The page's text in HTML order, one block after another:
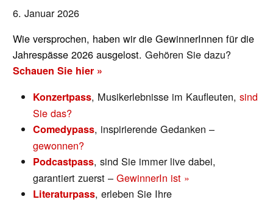
6. Januar 2026
Wie versprochen, haben wir die GewinnerInnen für die
Jahrespässe 2026 ausgelost.Gehören Sie dazu?
Schauen Sie hier »
Konzertpass, Musikerlebnisse im Kaufleuten, sind
Sie das?
Comedypass, inspirierende Gedanken –
gewonnen?
Podcastpass, sind Sie immer live dabei,
garantiert zuerst – GewinnerIn ist »
Literaturpass, erleben Sie Ihre